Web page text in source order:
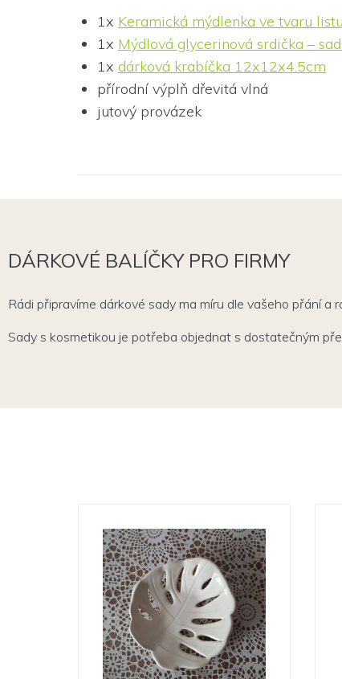
1x Keramická mýdlenka ve tvaru
1x Mýdlová glycerinová srdička –
1x dárková krabíčka 12x12x4.5cm
přírodní výplň dřevitá vlná
jutový provázek
DÁRKOVÉ BALÍČKY PRO FIRMY
Rádi připravíme dárkové sady ma míru dle vašeho přání
Sady s kosmetikou je potřeba objednat s dostatečným